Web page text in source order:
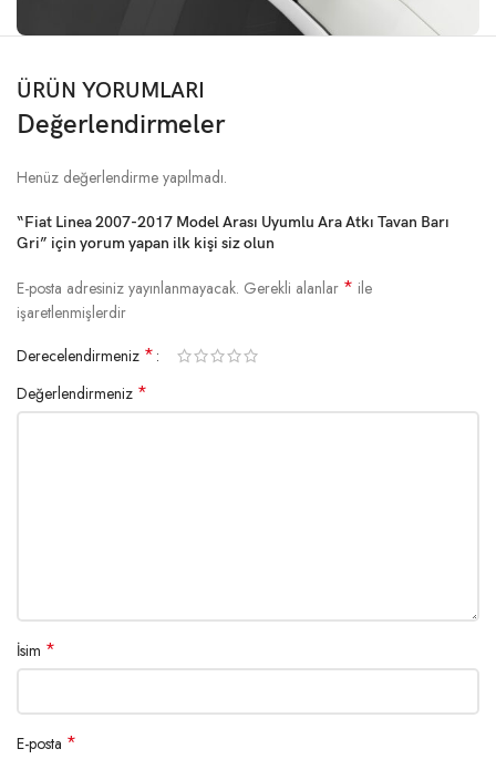
ÜRÜN YORUMLARI
Değerlendirmeler
Henüz değerlendirme yapılmadı.
“Fiat Linea 2007-2017 Model Arası Uyumlu Ara Atkı Tavan Barı
Gri” için yorum yapan ilk kişi siz olun
E-posta adresiniz yayınlanmayacak. Gerekli alanlar * ile
işaretlenmişlerdir
Derecelendirmeniz *
Değerlendirmeniz *
İsim *
E-posta *